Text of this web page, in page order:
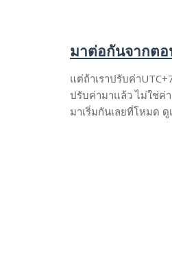
มาต่อกันจากตอ
แต่ถ้าเราปรับค่า
ปรับค่ามาแล้ว ไม่ใช่ค่า
มาเริ่มกันเลยที่โหมด ดู